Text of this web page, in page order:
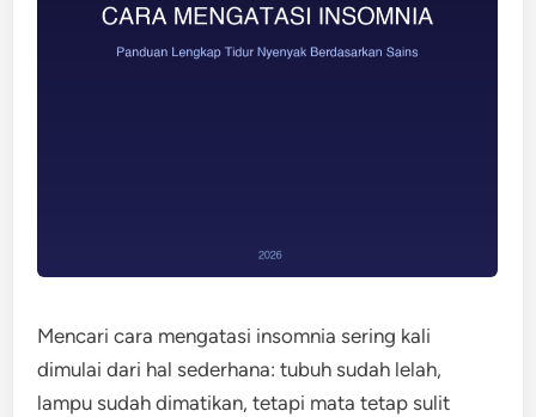
Mencari cara mengatasi insomnia sering kali
dimulai dari hal sederhana: tubuh sudah lelah,
lampu sudah dimatikan, tetapi mata tetap sulit